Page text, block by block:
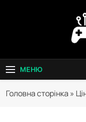
МЕНЮ
Головна сторінка »